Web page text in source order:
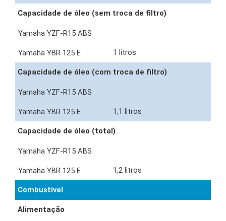
Capacidade de óleo (sem troca de filtro)
1 litros
Capacidade de óleo (com troca de filtro)
1,1 litros
Capacidade de óleo (total)
1,2 litros
Combustível
Alimentação